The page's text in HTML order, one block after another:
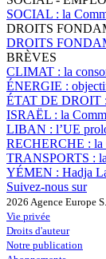
SOCIAL : la
DROITS
DROITS
BRÈVES
CLIMAT : la
ÉNERGIE :
ÉTAT DE DROIT :
ISRAËL : la
LIBAN : l’UE
RECHERCHE : la
TRANSPORTS :
YÉMEN : Hadja
Suivez-nous sur
2026 Agence Europe
Vie privée
Droits d'auteur
Notre publication